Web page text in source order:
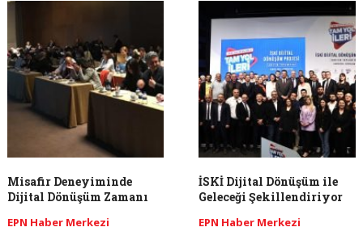
Misafir Deneyiminde
Dijital Dönüşüm Zamanı
EPN Haber Merkezi
İSKİ Dijital Dönüşüm ile
Geleceği Şekillendiriyor
EPN Haber Merkezi